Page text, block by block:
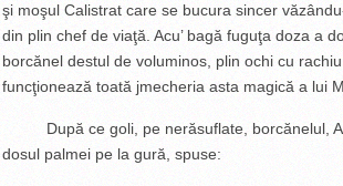
şi moşul Calistrat care se bucura sincer
din plin chef de viaţă. Acu’ bagă fuguţa doza a
borcănel destul de voluminos, plin ochi cu
funcţionează toată jmecheria asta magică a lui
După ce goli, pe nerăsuflate, borcănelul,
dosul palmei pe la gură, spuse: